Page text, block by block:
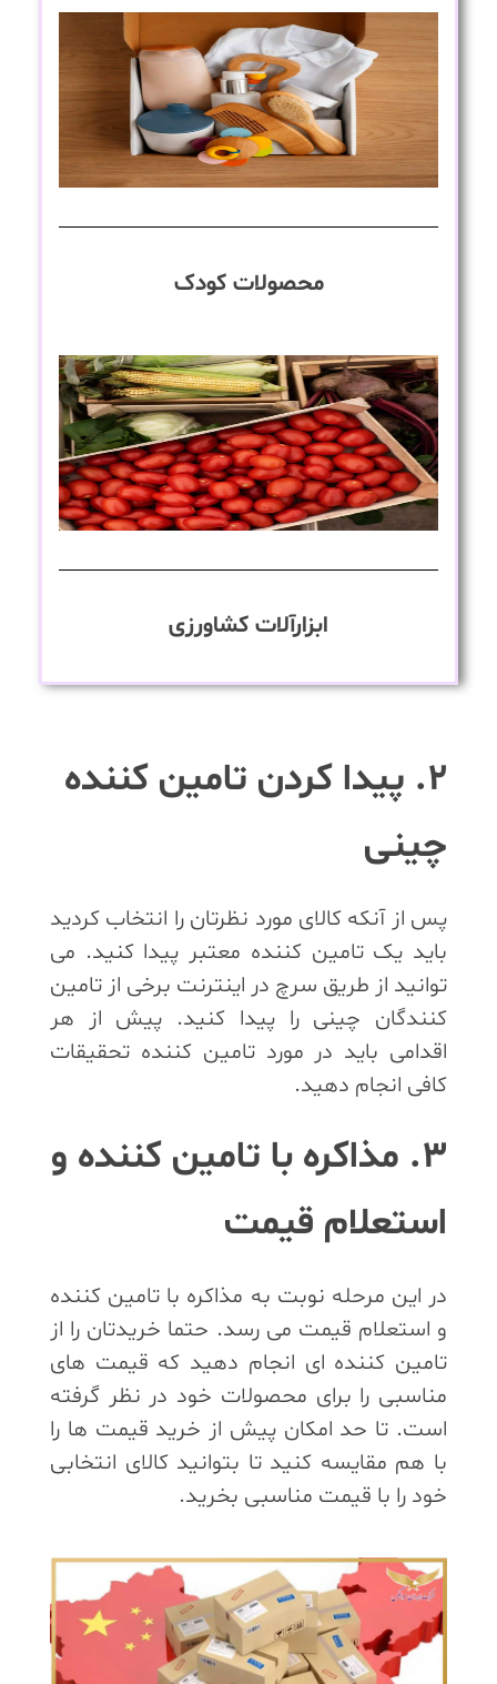
محصولات کودک
ابزارآلات کشاورزی
2. پیدا کردن تامین کننده
چینی
پس از آنکه کالای مورد نظرتان را انتخاب کردید
باید یک تامین کننده معتبر پیدا کنید. می
توانید از طریق سرچ در اینترنت برخی از تامین
کنندگان چینی را پیدا کنید. پیش از هر
اقدامی باید در مورد تامین کننده تحقیقات
کافی انجام دهید.
3. مذاکره با تامین کننده و
استعلام قیمت
در این مرحله نوبت به مذاکره با تامین کننده
و استعلام قیمت می رسد. حتما خریدتان را از
تامین کننده ای انجام دهید که قیمت های
مناسبی را برای محصولات خود در نظر گرفته
است. تا حد امکان پیش از خرید قیمت ها را
با هم مقایسه کنید تا بتوانید کالای انتخابی
خود را با قیمت مناسبی بخرید.